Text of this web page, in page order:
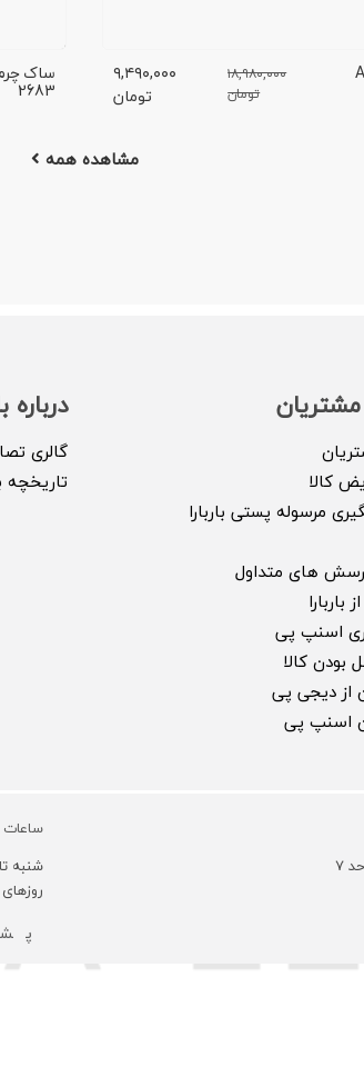
ساک چرم A
۱۸,۹۸۰,۰۰۰
تومان
۹,۴۹۰,۰۰۰
تومان
2683
مشاهده همه
کالا
مرسوله پستی باربارا
های متداول
اسنپ پی
کالا
از دیجی پی
اسنپ پی
درباره
گالری
تاریخچه
ساعات
شنبه تا سه شنبه از